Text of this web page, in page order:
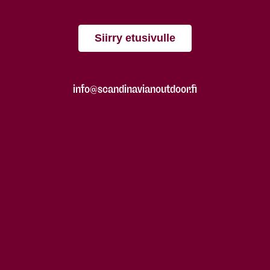
Siirry etusivulle
info@scandinavianoutdoor.fi